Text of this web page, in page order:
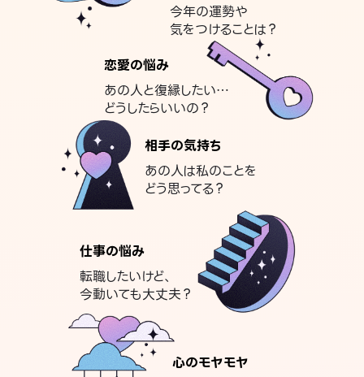
今年の運勢や
気をつけることは？
恋愛の悩み
あの人と復縁したい…
どうしたらいいの？
相手の気持ち
あの人は私のことを
どう思ってる？
仕事の悩み
転職したいけど、
今動いても大丈夫？
心のモヤモヤ